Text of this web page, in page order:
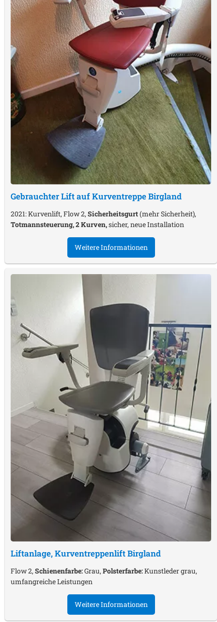
Gebrauchter Lift auf KurventreppeBirgland
2021: Kurvenlift, Flow 2, Sicherheitsgurt(mehr Sicherheit),
Totmannsteuerung, 2 Kurven,sicher, neue Installation
Weitere Informationen
Liftanlage, KurventreppenliftBirgland
Flow 2,Schienenfarbe:Grau,Polsterfarbe:Kunstleder grau,
umfangreiche Leistungen
Weitere Informationen